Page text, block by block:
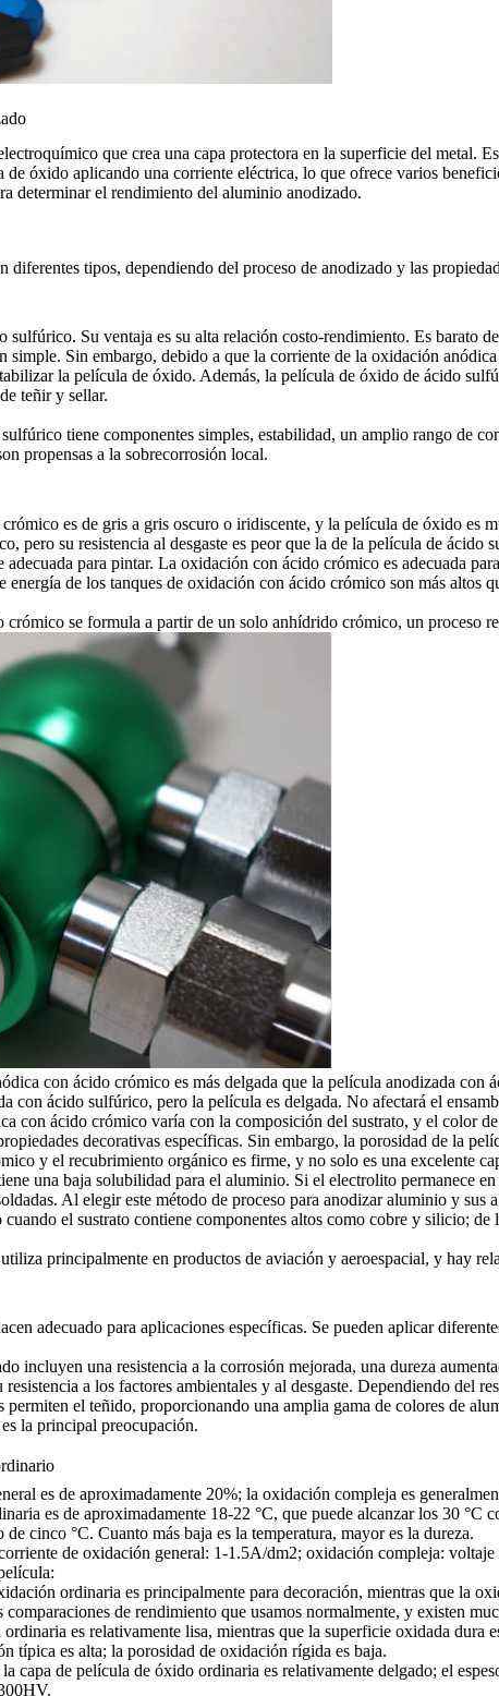
que crea una capa protectora en la superficie del metal.
óxido aplicando una corriente eléctrica, lo que ofrece varios
determinar el rendimiento del aluminio anodizado.
diferentes tipos, dependiendo del proceso de anodizado y las
Su ventaja es su alta relación costo-rendimiento. Es barato
simple. Sin embargo, debido a que la corriente de la oxidación
la película de óxido. Además, la película de óxido de ácido
teñir y sellar.
tiene componentes simples, estabilidad, un amplio rango de
propensas a la sobrecorrosión local.
es de gris a gris oscuro o iridiscente, y la película de óxido es
pero su resistencia al desgaste es peor que la de la película de
para pintar. La oxidación con ácido crómico es adecuada
de los tanques de oxidación con ácido crómico son más altos
se formula a partir de un solo anhídrido crómico, un proceso
con ácido crómico es más delgada que la película anodizada con
con ácido sulfúrico, pero la película es delgada. No afectará el
con ácido crómico varía con la composición del sustrato, y el color
decorativas específicas. Sin embargo, la porosidad de la
y el recubrimiento orgánico es firme, y no solo es una excelente
una baja solubilidad para el aluminio. Si el electrolito permanece
Al elegir este método de proceso para anodizar aluminio y
cuando el sustrato contiene componentes altos como cobre y silicio;
principalmente en productos de aviación y aeroespacial, y hay
adecuado para aplicaciones específicas. Se pueden aplicar
incluyen una resistencia a la corrosión mejorada, una dureza
a los factores ambientales y al desgaste. Dependiendo del
el teñido, proporcionando una amplia gama de colores de
la principal preocupación.
es de aproximadamente 20%; la oxidación compleja es
es de aproximadamente 18-22 °C, que puede alcanzar los 30 °C
cinco °C. Cuanto más baja es la temperatura, mayor es la dureza.
de oxidación general: 1-1.5A/dm2; oxidación compleja:
ordinaria es principalmente para decoración, mientras que la
comparaciones de rendimiento que usamos normalmente, y existen
es relativamente lisa, mientras que la superficie oxidada
típica es alta; la porosidad de oxidación rígida es baja.
capa de película de óxido ordinaria es relativamente delgado; el